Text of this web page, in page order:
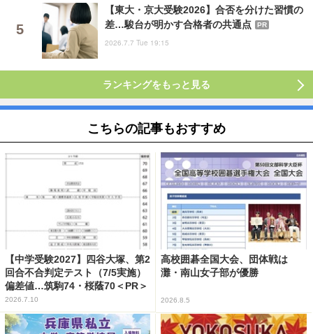
【東大・京大受験2026】合否を分けた習慣の
差…駿台が明かす合格者の共通点
PR
2026.7.7 Tue 19:15
ランキングをもっと見る
こちらの記事もおすすめ
【中学受験2027】四谷大塚、第2
回合不合判定テスト（7/5実施）
偏差値…筑駒74・桜蔭70＜PR＞
2026.7.10
高校囲碁全国大会、団体戦は
灘・南山女子部が優勝
2026.8.5